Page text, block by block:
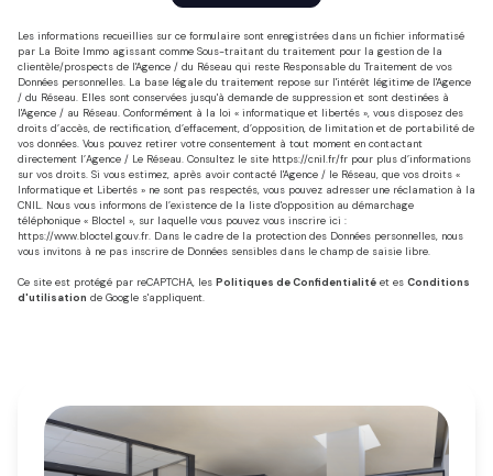
Les informations recueillies sur ce formulaire sont enregistrées dans un fichier informatisé
par La Boite Immo agissant comme Sous-traitant du traitement pour la gestion de la
clientèle/prospects de l'Agence / du Réseau qui reste Responsable du Traitement de vos
Données personnelles. La base légale du traitement repose sur l'intérêt légitime de l'Agence
/ du Réseau. Elles sont conservées jusqu'à demande de suppression et sont destinées à
l'Agence / au Réseau. Conformément à la loi « informatique et libertés », vous disposez des
droits d’accès, de rectification, d’effacement, d’opposition, de limitation et de portabilité de
vos données. Vous pouvez retirer votre consentement à tout moment en contactant
directement l’Agence / Le Réseau. Consultez le site https://cnil.fr/fr pour plus d’informations
sur vos droits. Si vous estimez, après avoir contacté l'Agence / le Réseau, que vos droits «
Informatique et Libertés » ne sont pas respectés, vous pouvez adresser une réclamation à la
CNIL. Nous vous informons de l’existence de la liste d'opposition au démarchage
téléphonique « Bloctel », sur laquelle vous pouvez vous inscrire ici :
https://www.bloctel.gouv.fr. Dans le cadre de la protection des Données personnelles, nous
vous invitons à ne pas inscrire de Données sensibles dans le champ de saisie libre.
Ce site est protégé par reCAPTCHA, les Politiques de Confidentialité et es Conditions
d'utilisation de Google s'appliquent.